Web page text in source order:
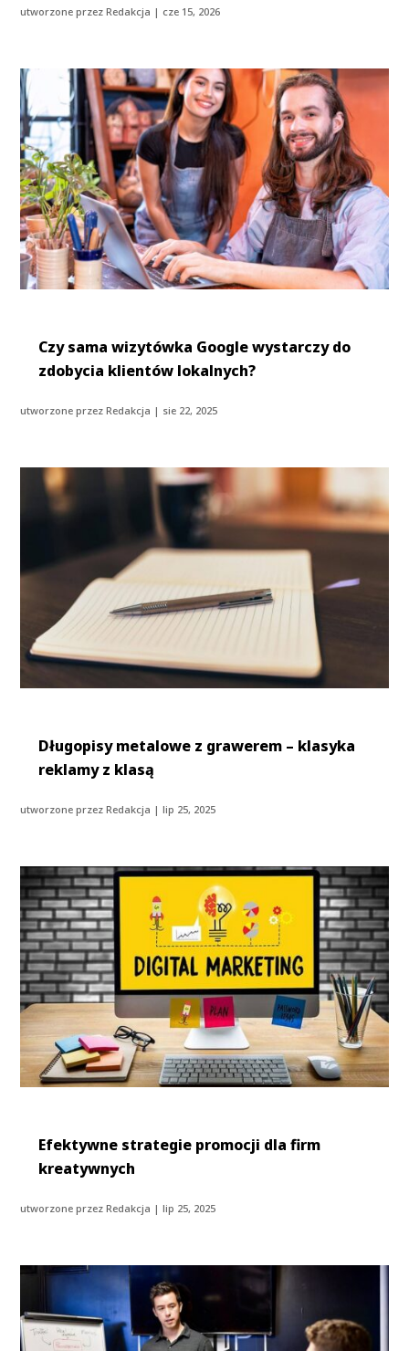
utworzone przezRedakcja | cze 15, 2026
Czy sama wizytówka Google wystarczy do
zdobycia klientów lokalnych?
utworzone przezRedakcja | sie 22, 2025
Długopisy metalowe z grawerem – klasyka
reklamy z klasą
utworzone przezRedakcja |lip 25, 2025
Efektywne strategie promocji dla firm
kreatywnych
utworzone przezRedakcja |lip 25, 2025